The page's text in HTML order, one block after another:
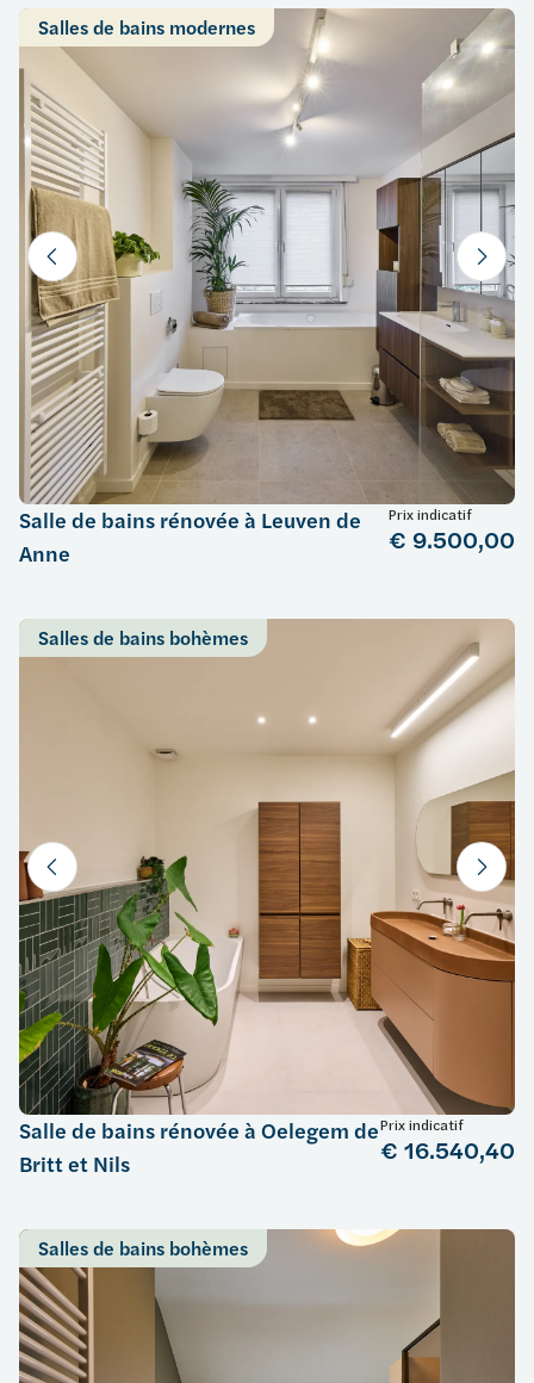
Salles de bains modernes
Salle de bains rénovée à Leuven de
Anne
Prix indicatif
€ 9.500,00
Salles de bains bohèmes
Salle de bains rénovée à Oelegem de
Britt et Nils
Prix indicatif
€ 16.540,40
Salles de bains bohèmes